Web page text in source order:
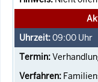
09:00 Uhr